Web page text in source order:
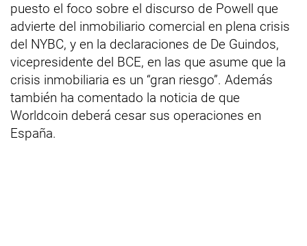
puesto el foco sobre el discurso de Powell que
advierte del inmobiliario comercial en plena crisis
del NYBC, y en la declaraciones de De Guindos,
vicepresidente del BCE, en las que asume que la
crisis inmobiliaria es un “gran riesgo”. Además
también ha comentado la noticia de que
Worldcoin deberá cesar sus operaciones en
España.